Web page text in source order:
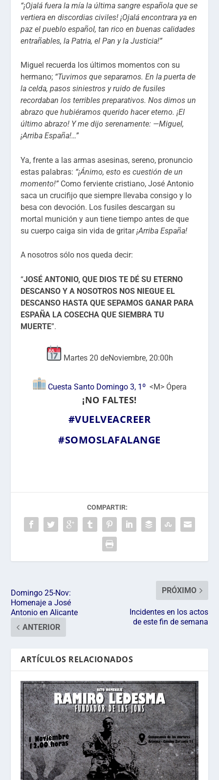
“¡Ojalá fuera la mía la última sangre española que se
vertiera en discordias civiles! ¡Ojalá encontrara ya en
paz el pueblo español, tan rico en buenas calidades
entrañables, la Patria, el Pan y la Justicia!”
Miguel recuerda los últimos momentos con su
hermano; “Tuvimos que separarnos. En la puerta de
la celda, pasos siniestros y ruido de fusiles
recordaban los terribles preparativos. Nos dimos un
abrazo que hubiéramos querido hacer eterno. ¡El
último abrazo! Y me dijo serenamente: —Miguel,
¡Arriba España!…”
Ya, frente a las armas asesinas, sereno, pronuncio
estas palabras: “¡Ánimo, esto es cuestión de un
momento!” Como ferviente cristiano, José Antonio
saca un crucifijo que siempre llevaba consigo y lo
besa con devoción. Los fusiles descargan su
mortal munición y aun tiene tiempo antes de que
su cuerpo caiga sin vida de gritar¡Arriba España!
A nosotros sólo nos queda decir:
“JOSÉ ANTONIO, QUE DIOS TE DÉ SU ETERNO
DESCANSO Y A NOSOTROS NOS NIEGUE EL
DESCANSO HASTA QUE SEPAMOS GANAR PARA
ESPAÑA LA COSECHA QUE SIEMBRA TU
MUERTE”.
Martes 20 deNoviembre, 20:00h
Cuesta Santo Domingo 3, 1º<M> Ópera
¡NO FALTES!
#VUELVEACREER
#SOMOSLAFALANGE
COMPARTIR:
Domingo 25-Nov:
Homenaje a José
Antonio en Alicante
ANTERIOR
PRÓXIMO
Incidentes en los actos
de este fin de semana
ARTÍCULOS RELACIONADOS